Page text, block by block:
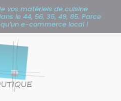
vos matériels de cuisine
le 44, 56, 35, 49, 85. Parce
e-commerce local !